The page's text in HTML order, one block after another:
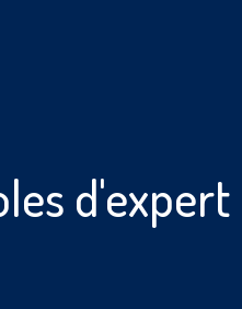
d'expert